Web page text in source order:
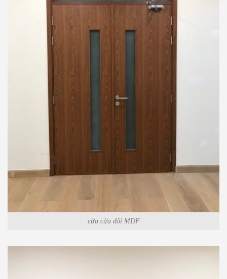
cửa cửa đôi MDF